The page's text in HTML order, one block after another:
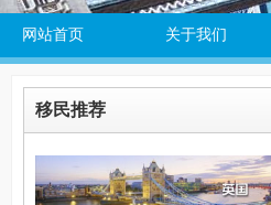
网站首页 关于我们
移民推荐